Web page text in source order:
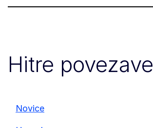
Hitre povezave
Novice